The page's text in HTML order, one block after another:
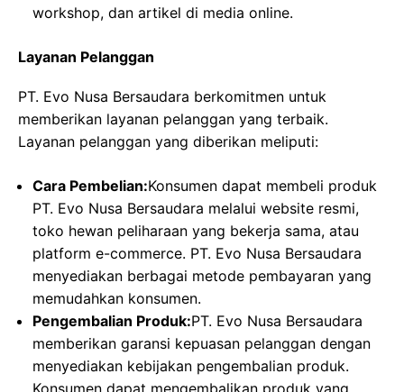
workshop, dan artikel di media online.
Layanan Pelanggan
PT. Evo Nusa Bersaudara berkomitmen untuk
memberikan layanan pelanggan yang terbaik.
Layanan pelanggan yang diberikan meliputi:
Cara Pembelian:Konsumen dapat membeli produk
PT. Evo Nusa Bersaudara melalui website resmi,
toko hewan peliharaan yang bekerja sama, atau
platform e-commerce. PT. Evo Nusa Bersaudara
menyediakan berbagai metode pembayaran yang
memudahkan konsumen.
Pengembalian Produk:PT. Evo Nusa Bersaudara
memberikan garansi kepuasan pelanggan dengan
menyediakan kebijakan pengembalian produk.
Konsumen dapat mengembalikan produk yang